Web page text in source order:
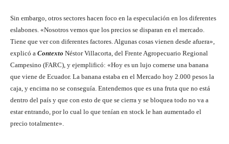
Sin embargo, otros sectores hacen foco en la especulación en los diferentes
eslabones. «Nosotros vemos que los precios se disparan en el mercado.
Tiene que ver con diferentes factores. Algunas cosas vienen desde afuera»,
explicó a Contexto Néstor Villacorta, del Frente Agropecuario Regional
Campesino (FARC), y ejemplificó: «Hoy es un lujo comerse una banana
que viene de Ecuador. La banana estaba en el Mercado hoy 2.000 pesos la
caja, y encima no se conseguía. Entendemos que es una fruta que no está
dentro del país y que con esto de que se cierra y se bloquea todo no va a
estar entrando, por lo cual lo que tenían en stock le han aumentado el
precio totalmente».